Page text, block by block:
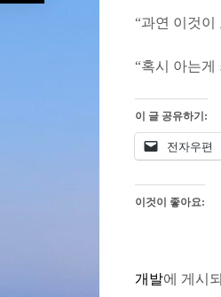
“과연 이것이
“혹시 아는게
이 글 공유하기:
전자우편
이것이 좋아요:
개발에 게시